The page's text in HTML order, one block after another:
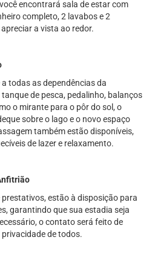
encontrará sala de estar com
completo, 2 lavabos e 2
a vista ao redor.
todas as dependências da
de pesca, pedalinho, balanços
o mirante para o pôr do sol, o
sobre o lago e o novo espaço
também estão disponíveis,
de lazer e relaxamento.
estão à disposição para
garantindo que sua estadia seja
o contato será feito de
de todos.